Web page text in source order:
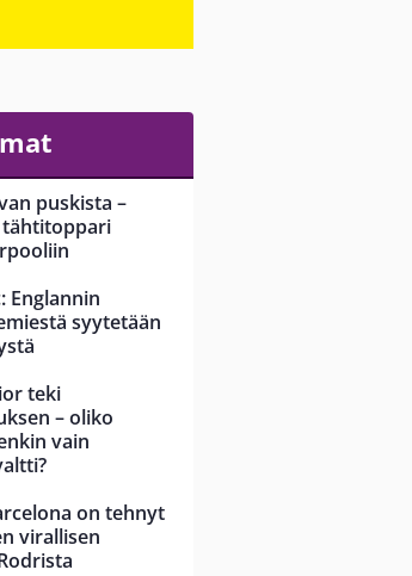
puskista –
tähtitoppari
Englannin
syytetään
teki
– oliko
vain
on tehnyt
virallisen